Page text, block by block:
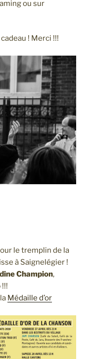
ou sur
! Merci !!!
le tremplin de la
à Saignelégier !
Champion,
!!!
Médaille d’or